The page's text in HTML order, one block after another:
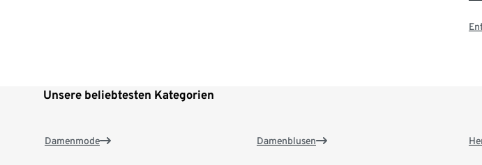
Unsere beliebtesten Kategorien
Damenmode Damenblusen